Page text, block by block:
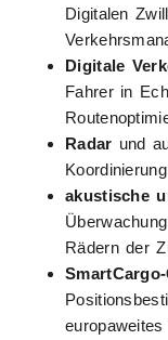
Digitalen
Digitale
Fahrer in
Radar und
akustische
Rädern der